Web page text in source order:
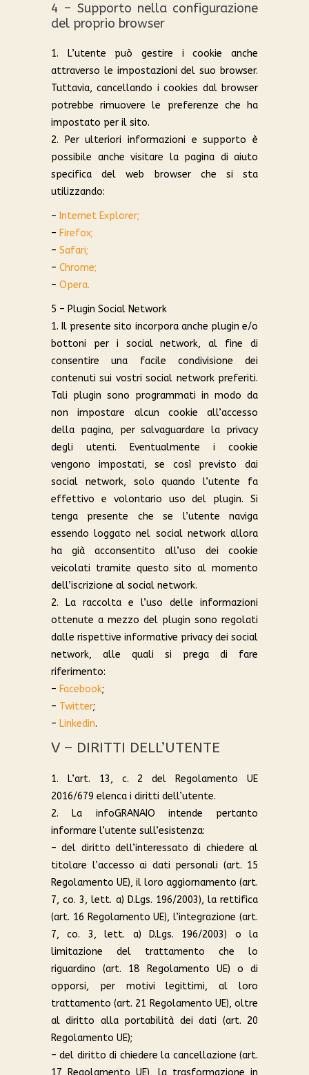
4 – Supporto nella configurazione
del proprio browser
1. L’utente può gestire i cookie anche
attraverso le impostazioni del suo browser.
Tuttavia, cancellando i cookies dal browser
potrebbe rimuovere le preferenze che ha
impostato per il sito.
2. Per ulteriori informazioni e supporto è
possibile anche visitare la pagina di aiuto
specifica del web browser che si sta
utilizzando:
– Internet Explorer;
– Firefox;
– Safari;
– Chrome;
– Opera.
5 – Plugin Social Network
1. Il presente sito incorpora anche plugin e/o
bottoni per i social network, al fine di
consentire una facile condivisione dei
contenuti sui vostri social network preferiti.
Tali plugin sono programmati in modo da
non impostare alcun cookie all’accesso
della pagina, per salvaguardare la privacy
degli utenti. Eventualmente i cookie
vengono impostati, se così previsto dai
social network, solo quando l’utente fa
effettivo e volontario uso del plugin. Si
tenga presente che se l’utente naviga
essendo loggato nel social network allora
ha già acconsentito all’uso dei cookie
veicolati tramite questo sito al momento
dell’iscrizione al social network.
2. La raccolta e l’uso delle informazioni
ottenute a mezzo del plugin sono regolati
dalle rispettive informative privacy dei social
network, alle quali si prega di fare
riferimento:
– Facebook;
– Twitter;
– Linkedin.
V – DIRITTI DELL’UTENTE
1. L’art. 13, c. 2 del Regolamento UE
2016/679 elenca i diritti dell’utente.
2. La infoGRANAIO intende pertanto
informare l’utente sull’esistenza:
– del diritto dell’interessato di chiedere al
titolare l’accesso ai dati personali (art. 15
Regolamento UE), il loro aggiornamento (art.
7, co. 3, lett. a) D.Lgs. 196/2003), la rettifica
(art. 16 Regolamento UE), l’integrazione (art.
7, co. 3, lett. a) D.Lgs. 196/2003) o la
limitazione del trattamento che lo
riguardino (art. 18 Regolamento UE) o di
opporsi, per motivi legittimi, al loro
trattamento (art. 21 Regolamento UE), oltre
al diritto alla portabilità dei dati (art. 20
Regolamento UE);
– del diritto di chiedere la cancellazione (art.
17 Regolamento UE), la trasformazione in